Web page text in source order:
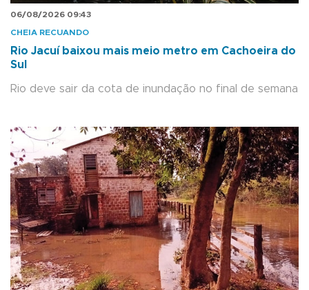
06/08/2026 09:43
CHEIA RECUANDO
Rio Jacuí baixou mais meio metro em Cachoeira do
Sul
Rio deve sair da cota de inundação no final de semana